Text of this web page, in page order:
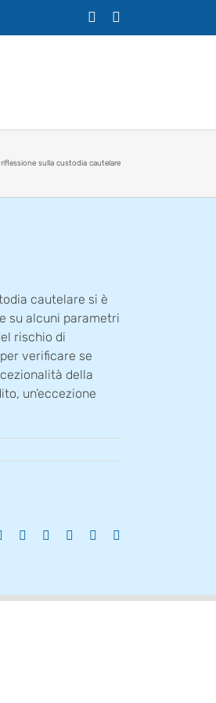
sulla custodia cautelare
cautelare si è
su alcuni parametri
rischio di
verificare se
della
un’eccezione
LinkedInWhatsApp
TumblrPinterest